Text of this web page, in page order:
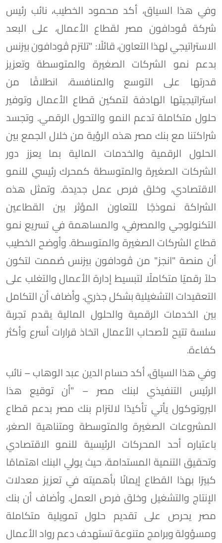
وفي هذا السياق، أكد محمود الخطيب، نائب رئيس
شركة ڤودافون مصر لقطاع الأعمال، على البعد
الاستراتيجي لهذا التعاون، قائلًا: "تلتزم ڤودافون بيزنس
بدعم نمو الشركات الصغيرة والمتوسطة وتعزيز
قدرتها على التوسع والمنافسة، انطلاقًا من
استراتيجيتها الهادفة لتمكين قطاع الأعمال وتوفير
حلول متكاملة تدعم النمو والتحول الرقمي. وتجسد
شراكتنا مع بنك مصر هذه الرؤية من خلال الجمع بين
الحلول الرقمية والخدمات المالية بما يعزز دور
الشركات الصغيرة والمتوسطة كمحرك رئيسي للنمو
الاقتصادي، وخلق فرص عمل جديدة. وتمثل هذه
الشراكة نموذجًا للتعاون المؤثر بين القطاعين
التكنولوجي والمصرفي، والمساهمة في تسريع نمو
قطاع الشركات الصغيرة والمتوسطة. وأوضح الخطيب
أن منصة "انجز" من ڤودافون بيزنس صُممت لتكون
حلاً رقميًا متكاملًا لتبسيط إدارة الأعمال والتغلب على
التعقيدات التشغيلية بشكل جذري. وأضاف أن التكامل
بين الخدمات الرقمية والحلول المالية يقدم تجربة
سلسة تتيح لأصحاب الأعمال اتخاذ قرارات أسرع وأكثر
كفاءة.
وفي هذا السياق، أكد حسام الدين عبد الوهاب – نائب
الرئيس التنفيذي لبنك مصر – "أن توقيع هذا
البروتوكول يأتي تأكيدًا لالتزام بنك مصر بدعم قطاع
المشروعات الصغيرة والمتوسطة ومتناهية الصغر،
باعتباره أحد المحركات الرئيسية للنمو الاقتصادي
وتحقيق التنمية المستدامة، حيث يولي البنك اهتمامًا
كبيرًا بهذا القطاع إيمانًا بأهميته في تعزيز معدلات
الإنتاج والتشغيل وخلق فرص العمل. وأضاف أن بنك
مصر يحرص على تقديم حلول تمويلية متكاملة
ومسؤولة وبرامج متنوعة تستهدف دعم رواد الأعمال